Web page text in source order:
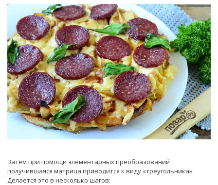
Затем при помощи элементарных преобразований
получившаяся матрица приводится к виду «треугольника».
Делается это в несколько шагов: